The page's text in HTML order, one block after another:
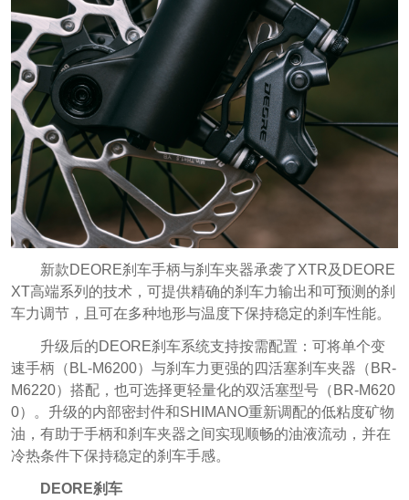
新款DEORE刹车手柄与刹车夹器承袭了XTR及DEORE
XT高端系列的技术，可提供精确的刹车力输出和可预测的刹
车力调节，且可在多种地形与温度下保持稳定的刹车性能。
升级后的DEORE刹车系统支持按需配置：可将单个变
速手柄（BL-M6200）与刹车力更强的四活塞刹车夹器（BR-
M6220）搭配，也可选择更轻量化的双活塞型号（BR-M620
0）。升级的内部密封件和SHIMANO重新调配的低粘度矿物
油，有助于手柄和刹车夹器之间实现顺畅的油液流动，并在
冷热条件下保持稳定的刹车手感。
DEORE刹车